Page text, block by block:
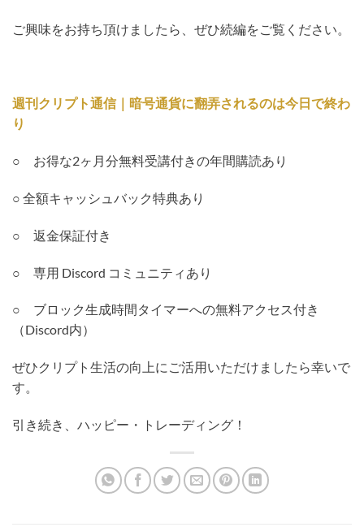
ご興味をお持ち頂けましたら、ぜひ続編をご覧ください。
週刊クリプト通信｜暗号通貨に翻弄されるのは今日で終わ
り
○ お得な2ヶ月分無料受講付きの年間購読あり
○ 全額キャッシュバック特典あり
○ 返金保証付き
○ 専用 Discord コミュニティあり
○ ブロック生成時間タイマーへの無料アクセス付き
（Discord内）
ぜひクリプト生活の向上にご活用いただけましたら幸いで
す。
引き続き、ハッピー・トレーディング！